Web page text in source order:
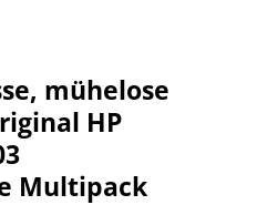
mühelose
HP
Multipack